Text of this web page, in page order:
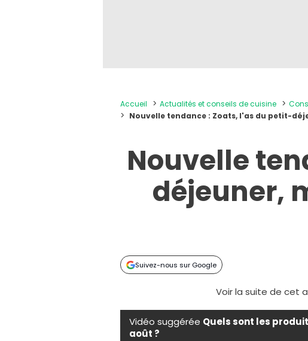
Accueil Actualités et conseils de cuisine
Nouvelle tendance : Zoats, l'as du petit-
Nouvelle
déjeuner,
Suivez-nous sur Google
Voir la suite de cet
Vidéo suggérée Quels sont les
août ?